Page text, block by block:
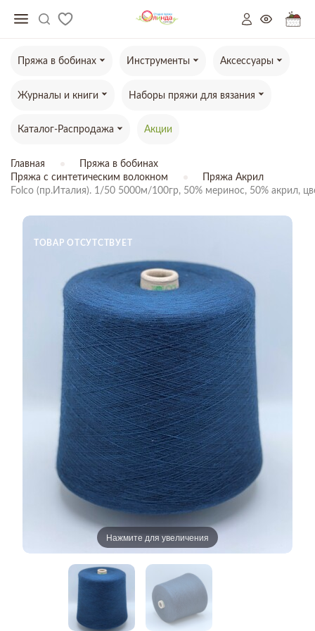
Пряжа в бобинах Инструменты Аксессуары
Журналы и книги Наборы пряжи для вязания
Каталог-Распродажа Акции
Главная
Пряжа в бобинах
Пряжа с синтетическим волокном
Пряжа Акрил
Folco (пр.Италия). 1/50 5000м/100гр, 50% меринос, 50% акрил,
ТОВАР ОТСУТСТВУЕТ
Нажмите для увеличения